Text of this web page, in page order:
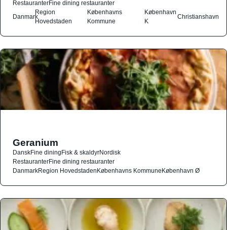
RestauranterFine dining restauranter
Danmark
Region
Hovedstaden
Københavns
Kommune
København
K
Christianshavn
Geranium
DanskFine diningFisk & skaldyrNordisk
RestauranterFine dining restauranter
DanmarkRegion HovedstadenKøbenhavns KommuneKøbenhavn Ø